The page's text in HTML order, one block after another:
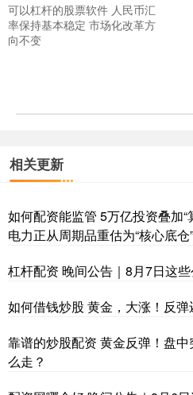
可以杠杆的股票软件 人民币汇
率保持基本稳定 市场化改革方
向不变
相关更新
如何配资能监管 5万亿投资叠加
电力正从周期品重估为“核心底仓”
杠杆配资 晚间公告｜8月7日这
如何借钱炒股 黄金，大涨！反
靠谱的炒股配资 黄金反弹！盘
么走？